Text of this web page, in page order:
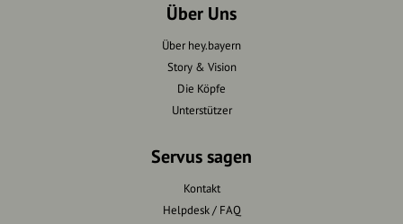
Über Uns
Über hey.bayern
Story & Vision
Die Köpfe
Unterstützer
Servus sagen
Kontakt
Helpdesk / FAQ